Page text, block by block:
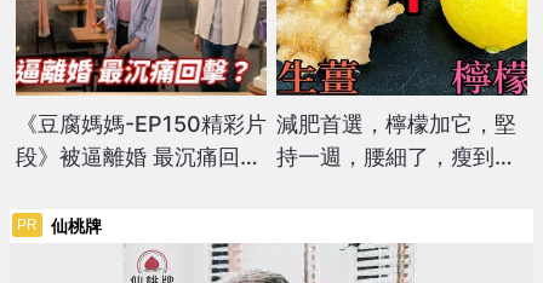
《豆腐媽媽-EP150精彩片
段》被逼離婚 最沉痛回
減肥首選，檸檬加它，堅
持一週，腰細了，瘦到你
PR 仙桃牌